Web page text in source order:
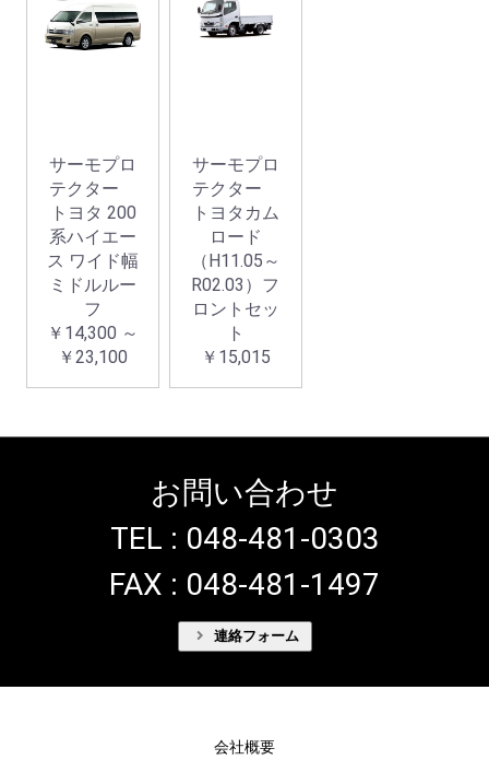
サーモプロ
テクター
トヨタ 200
系ハイエー
ス ワイド幅
ミドルルー
フ
￥14,300 ～
￥23,100
サーモプロ
テクター
トヨタカム
ロード
（H11.05～
R02.03）フ
ロントセッ
ト
￥15,015
お問い合わせ
TEL : 048-481-0303
FAX : 048-481-1497
連絡フォーム
会社概要